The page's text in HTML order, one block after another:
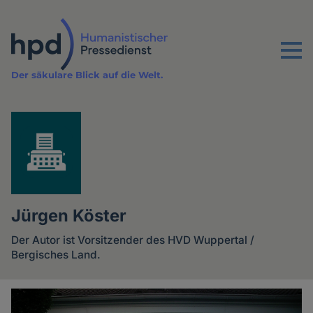
Inhalt
Menu
Der säkulare Blick auf die Welt.
Jürgen Köster
Der Autor ist Vorsitzender des HVD Wuppertal /
Bergisches Land.